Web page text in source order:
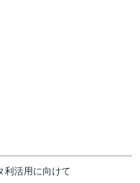
利活用に向けて